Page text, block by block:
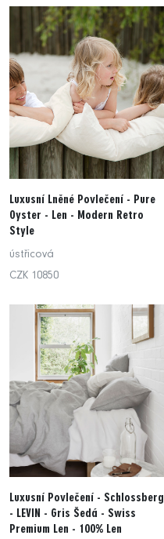
Luxusní Lněné Povlečení - Pure
Oyster - Len - Modern Retro
Style
ústřicová
CZK 10850
Luxusní Povlečení - Schlossberg
- LEVIN - Gris Šedá - Swiss
Premium Len - 100% Len